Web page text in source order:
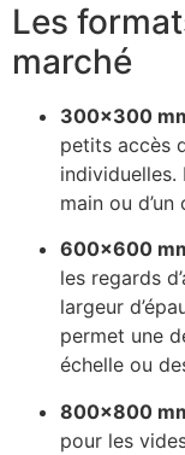
Les
marché
300×300
petits accès
individuelles.
main ou
600×600
les regards
largeur
permet une
échelle ou
800×800
pour les